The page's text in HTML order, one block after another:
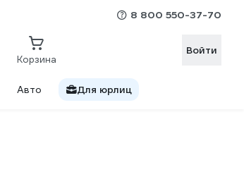
8 800 550-37-70
Корзина
Войти
Авто Для юрлиц